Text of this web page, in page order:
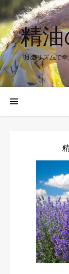
精
月のリズムで